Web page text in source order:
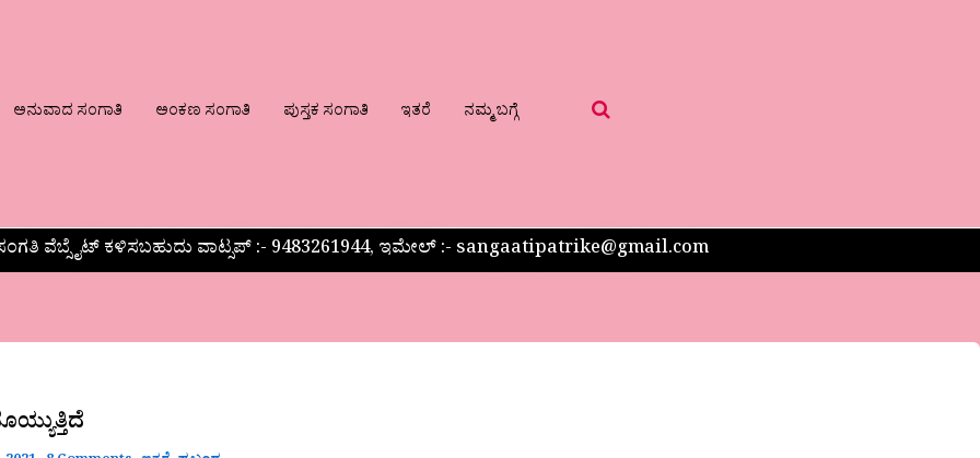
ಅನುವಾದ ಸಂಗಾತಿ ಅಂಕಣ ಸಂಗಾತಿ ಪುಸ್ತಕ ಸಂಗಾತಿ ಇತರೆ ನಮ್ಮ ಬಗ್ಗೆ
ವೆಬ್ಸೈಟ್ ಕಳಿಸಬಹುದು ವಾಟ್ಸಪ್‌ :- 9483261944, ಇಮೇಲ್ :- sangaatipatrike@gmail.com